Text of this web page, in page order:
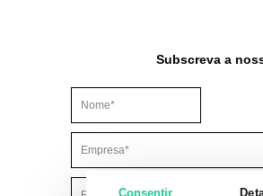
Consentir
Subscreva a
Este campo é para efeitos de